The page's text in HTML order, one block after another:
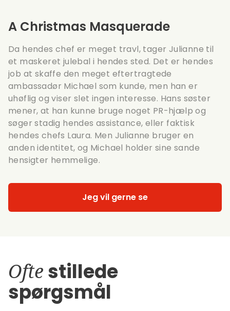
A Christmas Masquerade
Da hendes chef er meget travl, tager Julianne til
et maskeret julebal i hendes sted. Det er hendes
job at skaffe den meget eftertragtede
ambassadør Michael som kunde, men han er
uhøflig og viser slet ingen interesse. Hans søster
mener, at han kunne bruge noget PR-hjælp og
søger stadig hendes assistance, eller faktisk
hendes chefs Laura. Men Julianne bruger en
anden identitet, og Michael holder sine sande
hensigter hemmelige.
Jeg vil gerne se
Ofte stillede
spørgsmål